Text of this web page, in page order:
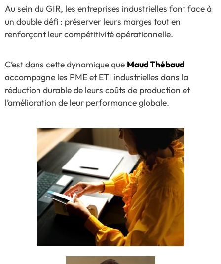
Au sein du GIR, les entreprises industrielles font face à
un double défi : préserver leurs marges tout en
renforçant leur compétitivité opérationnelle.
C’est dans cette dynamique que Maud Thébaud
accompagne les PME et ETI industrielles dans la
réduction durable de leurs coûts de production et
l’amélioration de leur performance globale.